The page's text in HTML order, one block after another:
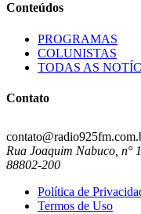
Conteúdos
PROGRAMAS
COLUNISTAS
TODAS AS
Contato
Rua Joaquim Nabuco, n°
88802-200
Política de
Termos de Uso